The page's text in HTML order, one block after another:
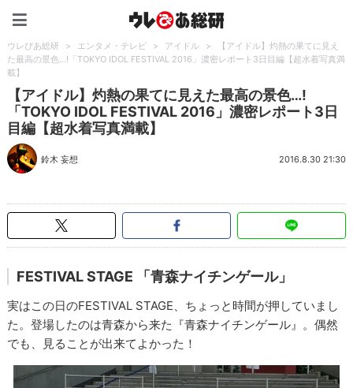
ウレぴあ総研 > エンタメ・テレビ > アイドル >
【アイドル】灼熱の果てに見え
た最高の景色…!「TOKYO IDOL FESTIVAL 2016」濃密レポート3日目編【超水着写真満
載】
【アイドル】灼熱の果てに見えた最高の景色…!
「TOKYO IDOL FESTIVAL 2016」濃密レポート3日
目編【超水着写真満載】
鈴木 妄想 2016.8.30 21:30
FESTIVAL STAGE 「青森ナイチンゲール」
実はこの日のFESTIVAL STAGE、ちょっと時間が押していまし
た。登場したのは青森から来た『青森ナイチンゲール』。偶然
でも、見ることが出来てよかった！